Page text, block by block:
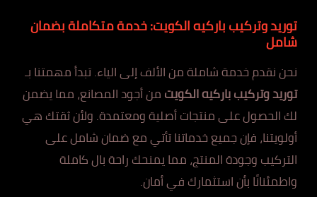
توريد وتركيب باركيه الكويت: خدمة متكاملة بضمان
شامل
نحن نقدم خدمة شاملة من الألف إلى الياء. تبدأ مهمتنا بـ
توريد وتركيب باركيه الكويتمن أجود المصانع، مما يضمن
لك الحصول على منتجات أصلية ومعتمدة. ولأن ثقتك هي
أولويتنا، فإن جميع خدماتنا تأتي مع ضمان شامل على
التركيب وجودة المنتج، مما يمنحك راحة بال كاملة
واطمئنانًا بأن استثمارك في أمان.